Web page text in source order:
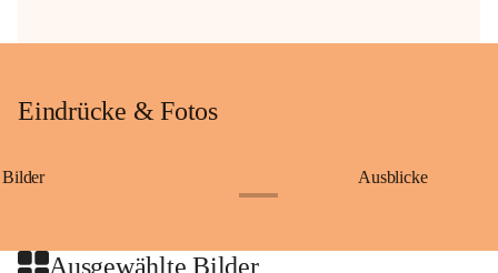
Eindrücke & Fotos
Bilder Ausblicke
Ausgewählte Bilder